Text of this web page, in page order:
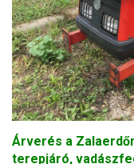
Árverés a
terepjáró,